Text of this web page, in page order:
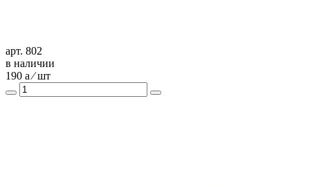
арт. 802
в наличии
190 a ⁄ шт